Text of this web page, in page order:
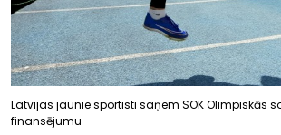
Latvijas jaunie sportisti saņem SOK Olimpiskās
finansējumu